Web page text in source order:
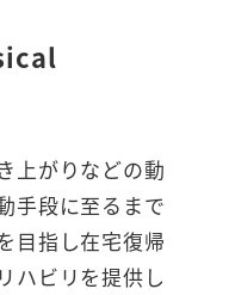
上がりなどの動
手段に至るまで
目指し在宅復帰
ハビリを提供し